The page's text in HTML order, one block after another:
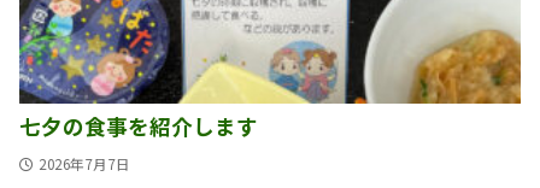
七夕の食事を紹介します
2026年7月7日